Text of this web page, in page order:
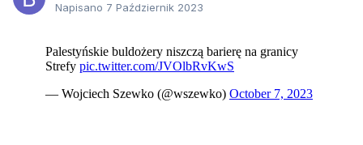
Napisano 7 Październik 2023